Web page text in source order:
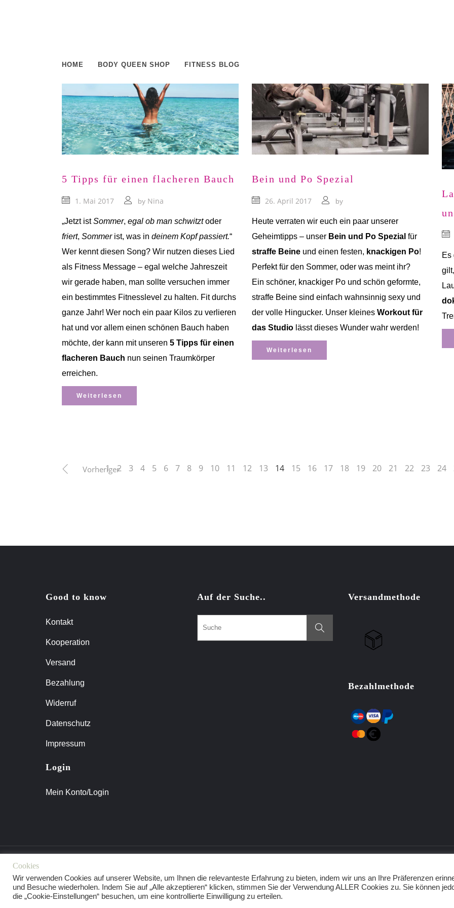
HOME BODY QUEEN SHOP FITNESS BLOG
5 Tipps für einen flacheren Bauch
1. Mai 2017 by Nina
„Jetzt istSommer, egal ob man schwitztoder
friert, Sommerist, was in deinem Kopf passiert.“
Wer kennt diesen Song? Wir nutzen dieses Lied
als Fitness Message – egal welche Jahreszeit
wir gerade haben, man sollte versuchen immer
ein bestimmtes Fitnesslevel zu halten. Fit durchs
ganze Jahr! Wer noch ein paar Kilos zu verlieren
hat und vor allem einen schönen Bauch haben
möchte, der kann mit unseren 5 Tipps für einen
flacheren Bauch nun seinen Traumkörper
erreichen.
Weiterlesen
Bein und Po Spezial
26. April 2017 by
Heute verraten wir euch ein paar unserer
Geheimtipps – unser Bein und Po Spezial für
straffe Beine und einen festen, knackigen Po!
Perfekt für den Sommer, oder was meint ihr?
Ein schöner, knackiger Po und schön geformte,
straffe Beine sind einfach wahnsinnig sexy und
der volle Hingucker. Unser kleines Workout für
das Studio lässt dieses Wunder wahr werden!
Weiterlesen
Es
Vorheriger
1 2 3 4 5 6 7 8 9 10 11 12 13 14 15 16 17 18 19 20 21 22 23 24
Good to know
Kontakt
Kooperation
Versand
Bezahlung
Widerruf
Datenschutz
Impressum
Login
Mein Konto/Login
Auf der Suche.. Versandmethode
Bezahlmethode
AGB IMPRESSUM KONTAKT
Cookies
Wir verwenden Cookies auf unserer Website, um Ihnen die relevanteste Erfahrung zu bieten, indem wir uns an Ihre Präferenzen
und Besuche wiederholen. Indem Sie auf „Alle akzeptieren“ klicken, stimmen Sie der Verwendung ALLER Cookies zu. Sie können
die „Cookie-Einstellungen“ besuchen, um eine kontrollierte Einwilligung zu erteilen.